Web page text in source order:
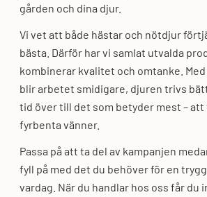
gården och dina djur.
Vi vet att både hästar och nötdjur
bästa. Därför har vi samlat utvalda
kombinerar kvalitet och omtanke.
blir arbetet smidigare, djuren trivs
tid över till det som betyder mest – att
fyrbenta vänner.
Passa på att ta del av kampanjen
fyll på med det du behöver för en
vardag. När du handlar hos oss får du